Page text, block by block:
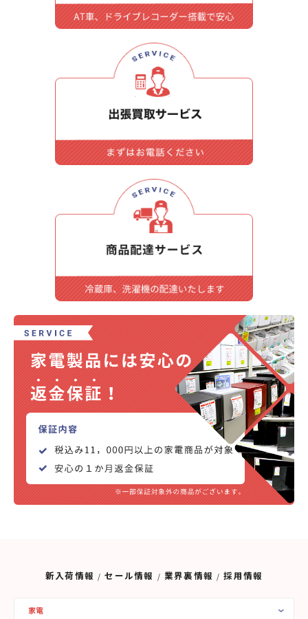
新入荷情報 セール情報 業界裏情報 採用情報
家電